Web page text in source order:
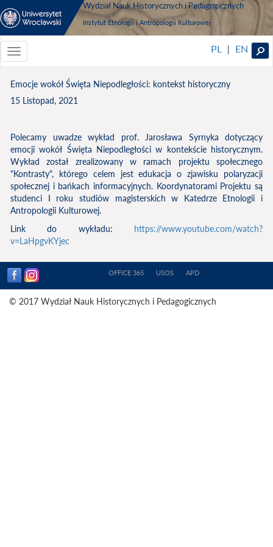
Wydział Nauk Historycznych i Pedagogicznych
Instytut Etnologii i Antropologii Kulturowej
Toggle
navigationToggle
PL | EN
Emocje wokół Święta Niepodległości: kontekst historyczny
15 Listopad, 2021
Polecamy uwadze wykład prof. Jarosława Syrnyka dotyczący
emocji wokół Święta Niepodległości w kontekście historycznym.
Wykład został zrealizowany w ramach projektu społecznego
"Kontrasty", którego celem jest edukacja o zjawisku polaryzacji
społecznej i bańkach informacyjnych. Koordynatorami Projektu są
studenci I roku studiów magisterskich w Katedrze Etnologii i
Antropologii Kulturowej.
Link do wykładu: https://www.youtube.com/watch?
v=LaHpgvKYjec
OFFICE 365 USOS APD
© 2017 Wydział Nauk Historycznych i Pedagogicznych